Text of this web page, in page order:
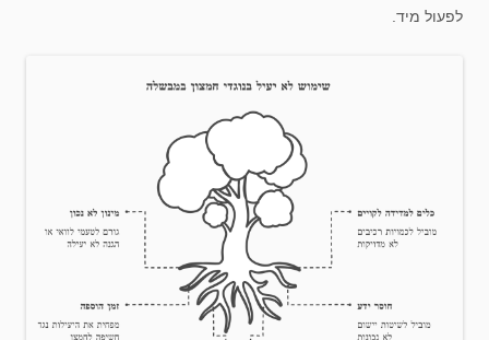
לפעול מיד.